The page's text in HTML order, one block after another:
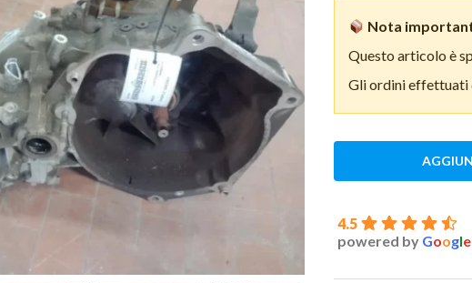
Nota
Questo articolo è
Gli ordini effettuati
4.5
powered by Google